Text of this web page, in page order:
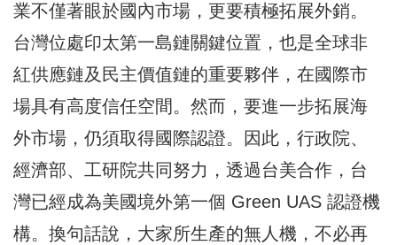
業不僅著眼於國內市場，更要積極拓展外銷。
台灣位處印太第一島鏈關鍵位置，也是全球非
紅供應鏈及民主價值鏈的重要夥伴，在國際市
場具有高度信任空間。然而，要進一步拓展海
外市場，仍須取得國際認證。因此，行政院、
經濟部、工研院共同努力，透過台美合作，台
灣已經成為美國境外第一個 Green UAS 認證機
構。換句話說，大家所生產的無人機，不必再